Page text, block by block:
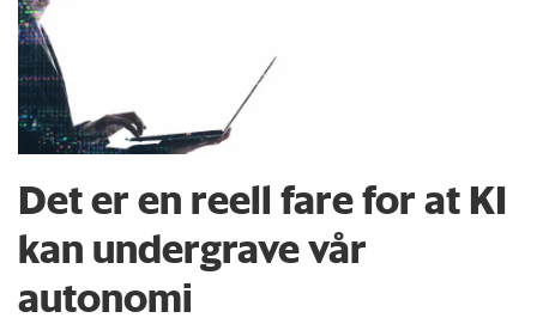
Det er en reell fare for at KI
kan undergrave vår
autonomi